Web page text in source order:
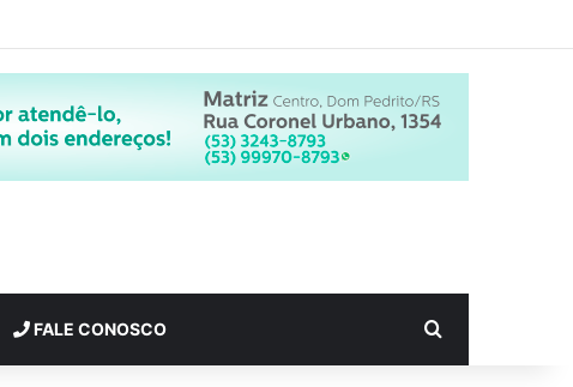
FALE CONOSCO